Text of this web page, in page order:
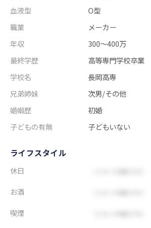
血液型
O型
職業
メーカー
年収
300～400万
最終学歴
高等専門学校卒業
学校名
長岡高専
兄弟姉妹
次男/その他
婚姻歴
初婚
子どもの有無
子どもいない
ライフスタイル
休日
お酒
喫煙